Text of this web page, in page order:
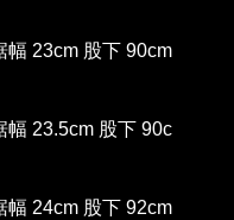
幅 23cm 股下 90cm
幅 23.5cm 股下 90c
幅 24cm 股下 92cm